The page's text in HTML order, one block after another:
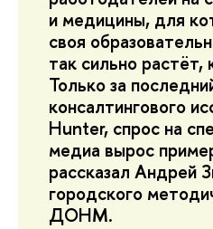
и медицины, для
своя
так сильно растёт,
Только за
консалтингового
Hunter, спрос на
медиа вырос
рассказал Андрей
городского
ДОНМ.